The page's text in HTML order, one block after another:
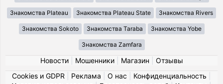
Знакомства Plateau Знакомства Plateau State Знакомства Rivers
Знакомства Sokoto Знакомства Taraba Знакомства Yobe
Знакомства Zamfara
Новости| Мошенники| Магазин
Отзывы
Cookies и GDPR
Реклама О нас Конфиденциальность